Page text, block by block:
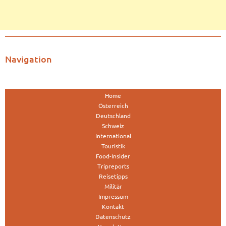
Navigation
Home
Österreich
Deutschland
Schweiz
International
Touristik
Food-Insider
Tripreports
Reisetipps
Militär
Impressum
Kontakt
Datenschutz